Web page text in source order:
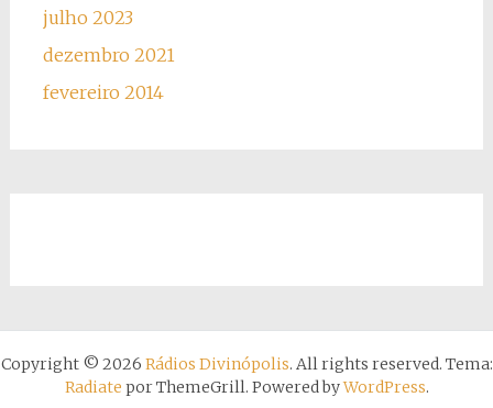
julho 2023
dezembro 2021
fevereiro 2014
Copyright © 2026 Rádios Divinópolis. All rights reserved. Tema:
Radiate por ThemeGrill. Powered byWordPress.